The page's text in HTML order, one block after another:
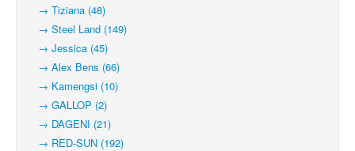
→ Tiziana (48)
→ Steel Land (149)
→ Jessica (45)
→ Alex Bens (66)
→ Kamengsi (10)
→ GALLOP (2)
→ DAGENI (21)
→ RED-SUN (192)